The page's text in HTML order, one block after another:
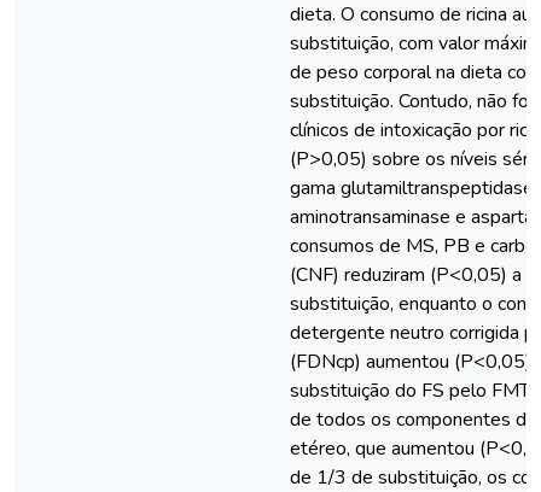
dieta. O consumo de ricina
substituição, com valor
de peso corporal na dieta
substituição. Contudo, não
clínicos de intoxicação por
(P>0,05) sobre os níveis
gama glutamiltranspeptidase,
aminotransaminase e
consumos de MS, PB e
(CNF) reduziram (P<0,05) a
substituição, enquanto o
detergente neutro corrigida
(FDNcp) aumentou (P<0,05)
substituição do FS pelo
de todos os componentes
etéreo, que aumentou
de 1/3 de substituição, os